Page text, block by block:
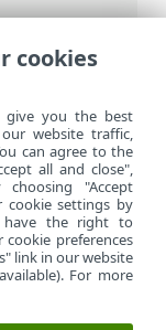
cookies
give you the best
website traffic,
can agree to the
all and close",
"Accept
cookie settings by
have the right to
preferences
link in our website
For more